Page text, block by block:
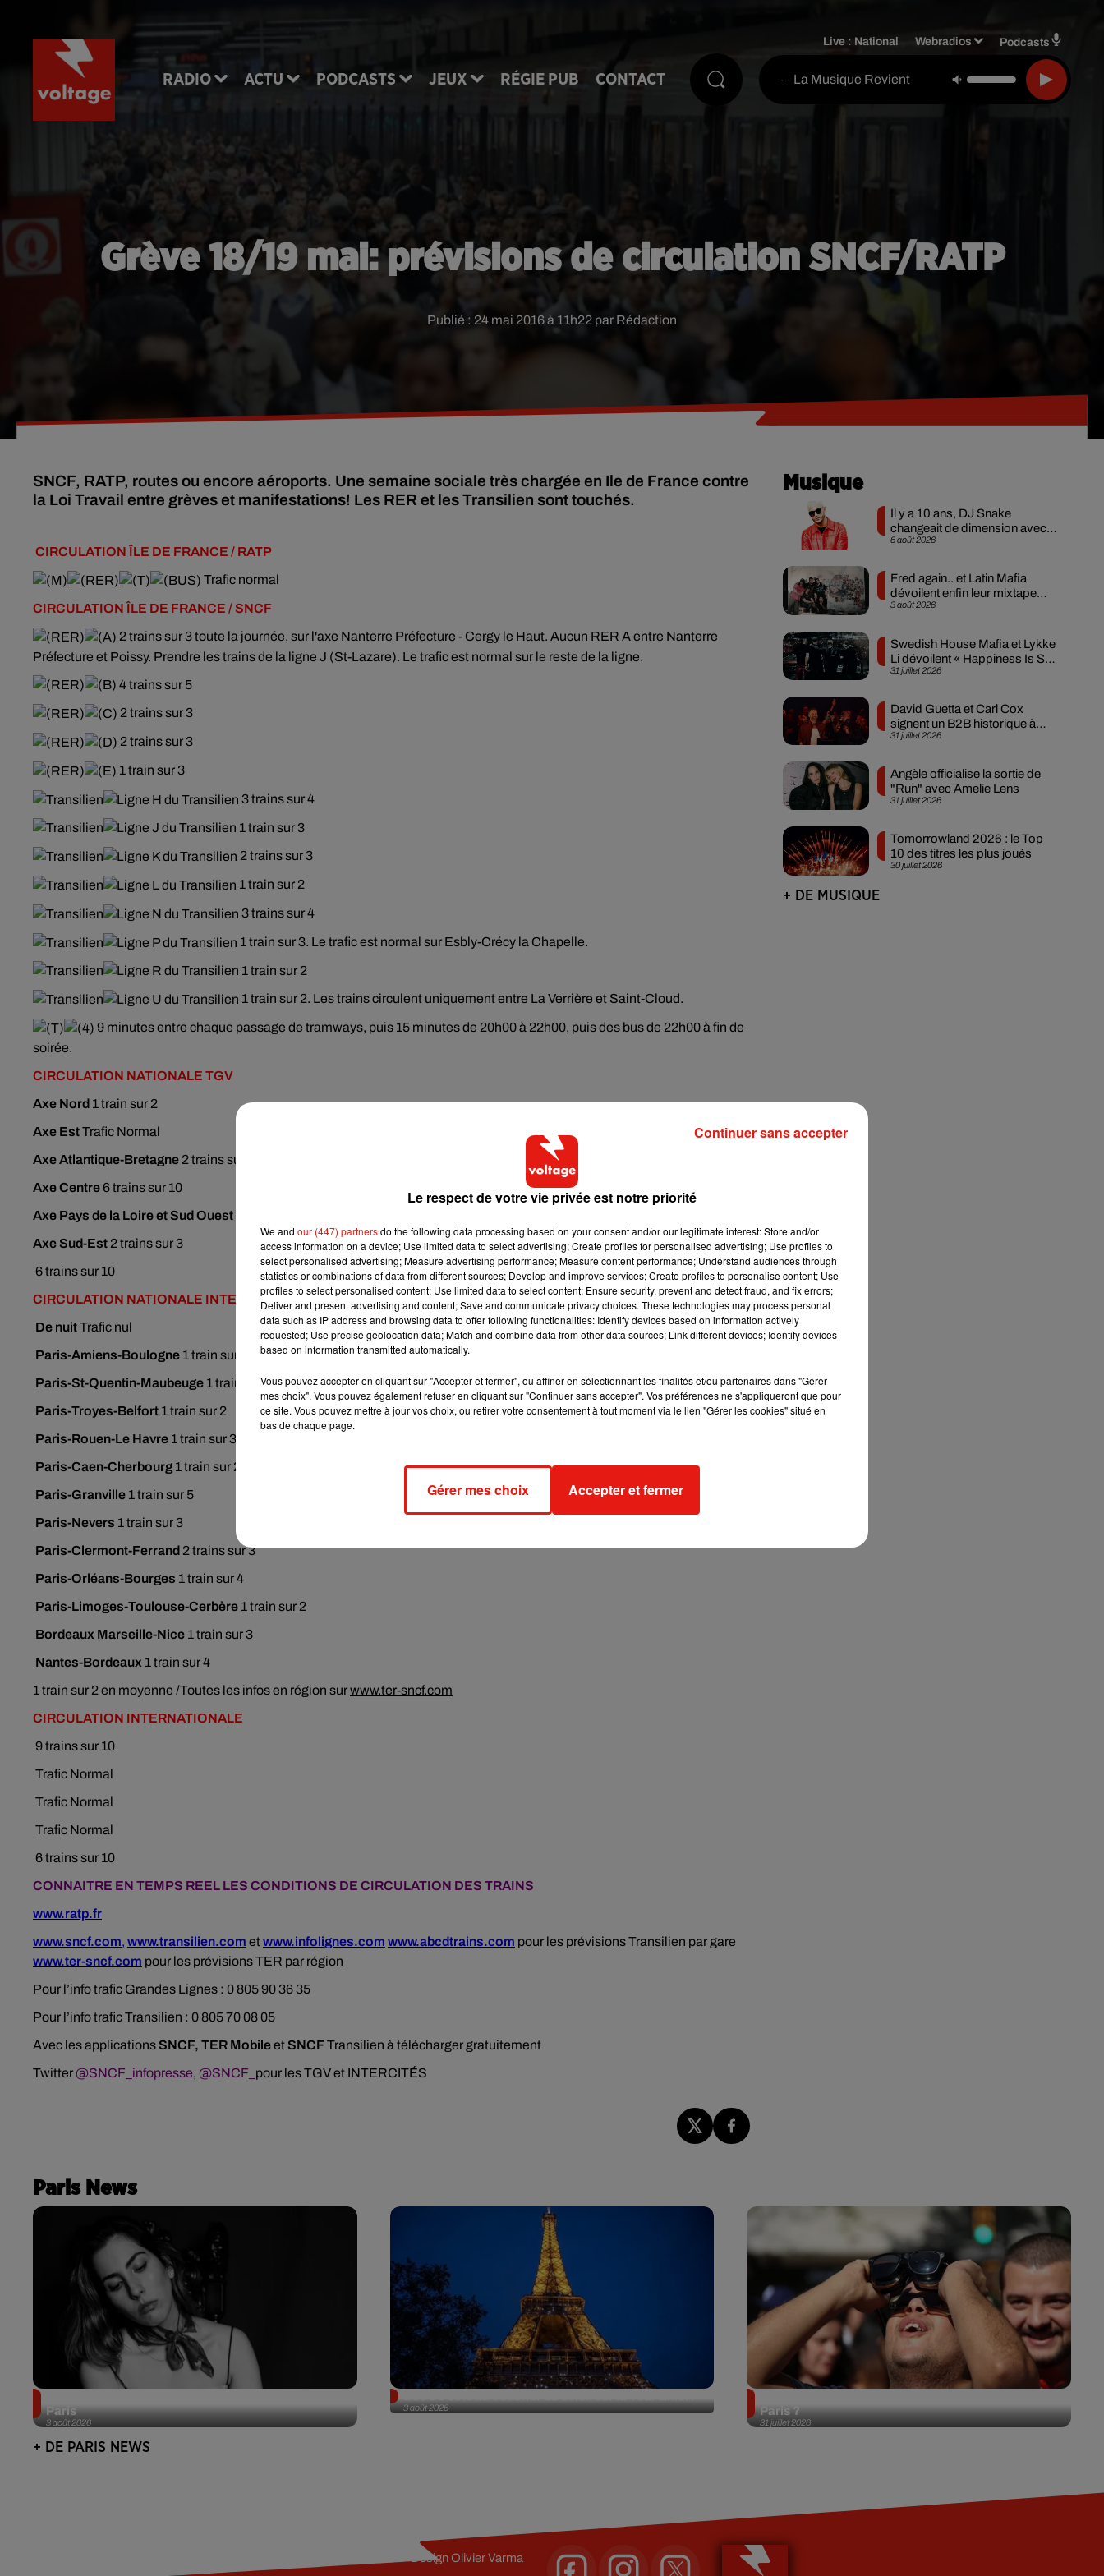
RADIO ACTU PODCASTS JEUX RÉGIE PUB CONTACT
Live : National Webradios Podcasts
- La Musique Revient
Grève 18/19 mai: prévisions de circulation SNCF/RATP
Publié : 24 mai 2016 à 11h22 par Rédaction
SNCF, RATP, routes ou encore aéroports. Une semaine sociale très chargée en Ile de France contre
la Loi Travail entre grèves et manifestations! Les RER et les Transilien sont touchés.
CIRCULATION ÎLE DE FRANCE / RATP
Trafic normal
CIRCULATION ÎLE DE FRANCE / SNCF
2 trains sur 3 toute la journée, sur l'axe Nanterre Préfecture - Cergy le Haut. Aucun RER A entre Nanterre
Préfecture et Poissy. Prendre les trains de la ligne J (St-Lazare). Le trafic est normal sur le reste de la ligne.
4 trains sur 5
2 trains sur 3
2 trains sur 3
1 train sur 3
3 trains sur 4
1 train sur 3
2 trains sur 3
1 train sur 2
3 trains sur 4
1 train sur 3. Le trafic est normal sur Esbly-Crécy la Chapelle.
1 train sur 2
1 train sur 2. Les trains circulent uniquement entre La Verrière et Saint-Cloud.
9 minutes entre chaque passage de tramways, puis 15 minutes de 20h00 à 22h00, puis des bus de 22h00 à fin de
soirée.
CIRCULATION NATIONALE TGV
Axe Nord 1 train sur 2
Axe EstTrafic Normal
Axe Atlantique-Bretagne 2 trains sur 3
Axe Centre6 trains sur 10
Axe Pays de la Loire et Sud Ouest
Axe Sud-Est 2 trains sur 3
6 trains sur 10
CIRCULATION NATIONALE INTERCITÉS ET TER
De nuitTrafic nul
Paris-Amiens-Boulogne 1 train sur 2
Paris-St-Quentin-Maubeuge 1 train sur 2
Paris-Troyes-Belfort 1 train sur 2
Paris-Rouen-Le Havre 1 train sur 3
Paris-Caen-Cherbourg 1 train sur 2
Paris-Granville 1 train sur 5
Paris-Nevers 1 train sur 3
Paris-Clermont-Ferrand 2trains sur 3
Paris-Orléans-Bourges 1 train sur 4
Paris-Limoges-Toulouse-Cerbère 1 train sur 2
Bordeaux Marseille-Nice 1 train sur 3
Nantes-Bordeaux 1 train sur 4
1 train sur 2 en moyenne /Toutes les infos en région surwww.ter-sncf.com
CIRCULATION INTERNATIONALE
9 trains sur 10
Trafic Normal
Trafic Normal
Trafic Normal
6 trains sur 10
CONNAITRE EN TEMPS REEL LES CONDITIONS DE CIRCULATION DES TRAINS
www.ratp.fr
www.sncf.com, www.transilien.com etwww.infolignes.com www.abcdtrains.com pour les prévisions Transilien par gare
www.ter-sncf.com pour les prévisions TER par région
Pour l’info trafic Grandes Lignes : 0 805 90 36 35
Pour l’info trafic Transilien : 0 805 70 08 05
Avec les applicationsSNCF, TER MobileetSNCF Transilien à télécharger gratuitement
Twitter @SNCF_infopresse, @SNCF_ pour les TGV et INTERCITÉS
Musique
6 août 2026
Il y a 10 ans, DJ Snake
changeait de dimension avec
son premier...
3 août 2026
Fred again.. et Latin Mafia
dévoilent enfin leur mixtape
créée en...
31 juillet 2026
Swedish House Mafia et Lykke
Li dévoilent « Happiness Is So
Sad »
31 juillet 2026
David Guetta et Carl Cox
signent un B2B historique à
Ibiza
31 juillet 2026
Angèle officialise la sortie de
"Run" avec Amelie Lens
30 juillet 2026
Tomorrowland 2026 : le Top
10 des titres les plus joués
+ DE MUSIQUE
Paris News
3 août 2026
Paris
3 août 2026
31 juillet 2026
Paris ?
+ DE PARIS NEWS
DesignOlivier Varma
Le respect de votre vie privée est notre priorité
We and our (447) partnersdo the following data processing based on your consent and/or our legitimate interest: Store and/or
access information on a device; Use limited data to select advertising; Create profiles for personalised advertising; Use profiles to
select personalised advertising; Measure advertising performance; Measure content performance; Understand audiences through
statistics or combinations of data from different sources; Develop and improve services; Create profiles to personalise content; Use
profiles to select personalised content; Use limited data to select content; Ensure security, prevent and detect fraud, and fix errors;
Deliver and present advertising and content; Save and communicate privacy choices. These technologies may process personal
data such as IP address and browsing data to offer following functionalities: Identify devices based on information actively
requested; Use precise geolocation data; Match and combine data from other data sources; Link different devices; Identify devices
based on information transmitted automatically.
Vous pouvez accepter en cliquant sur "Accepter et fermer", ou affiner en sélectionnant les finalités et/ou partenaires dans "Gérer
mes choix". Vous pouvez également refuser en cliquant sur "Continuer sans accepter". Vos préférences ne s'appliqueront que pour
ce site. Vous pouvez mettre à jour vos choix, ou retirer votre consentement à tout moment via le lien "Gérer les cookies" situé en
bas de chaque page.
Gérer mes choix Accepter et fermer
Continuer sans accepter